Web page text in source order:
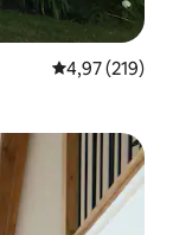
Note
4,97 (219)